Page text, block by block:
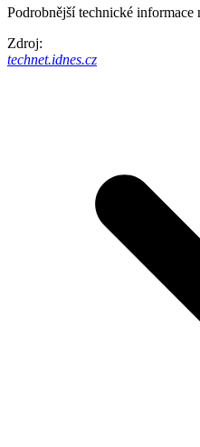
Podrobnější technické informace
Zdroj:
technet.idnes.cz